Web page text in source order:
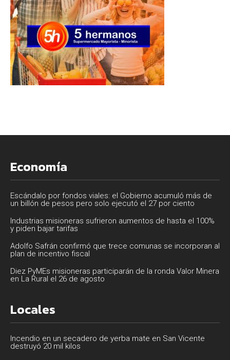
Economía
Escándalo por fondos viales: el Gobierno acumuló más de
un billón de pesos pero solo ejecutó el 27 por ciento
Industrias misioneras sufrieron aumentos de hasta el 100%
y piden bajar tarifas
Adolfo Safrán confirmó que trece comunas se incorporan al
plan de incentivo fiscal
Diez PyMEs misioneras participarán de la ronda Valor Minera
en La Rural el 26 de agosto
Locales
Incendio en un secadero de yerba mate en San Vicente
destruyó 20 mil kilos